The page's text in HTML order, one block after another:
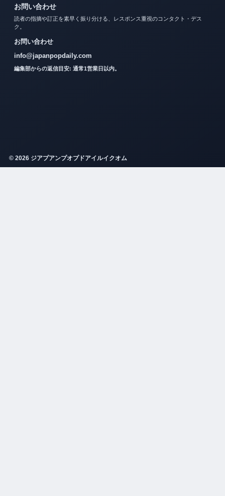
お問い合わせ
読者の指摘や訂正を素早く振り分ける、レスポンス重視のコンタクト・デス
ク。
お問い合わせ
info@japanpopdaily.com
編集部からの返信目安: 通常1営業日以内。
© 2026 ジアプアンプオプドアイルイクオム